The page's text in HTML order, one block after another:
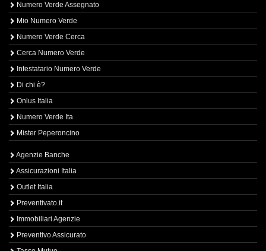
Numero Verde Assegnato
Mio Numero Verde
Numero Verde Cerca
Cerca Numero Verde
Intestatario Numero Verde
Di chi è?
Onlus Italia
Numero Verde Ita
Mister Peperoncino
Agenzie Banche
Assicurazioni Italia
Outlet Italia
Preventivato.it
Immobiliari Agenzie
Preventivo Assicurato